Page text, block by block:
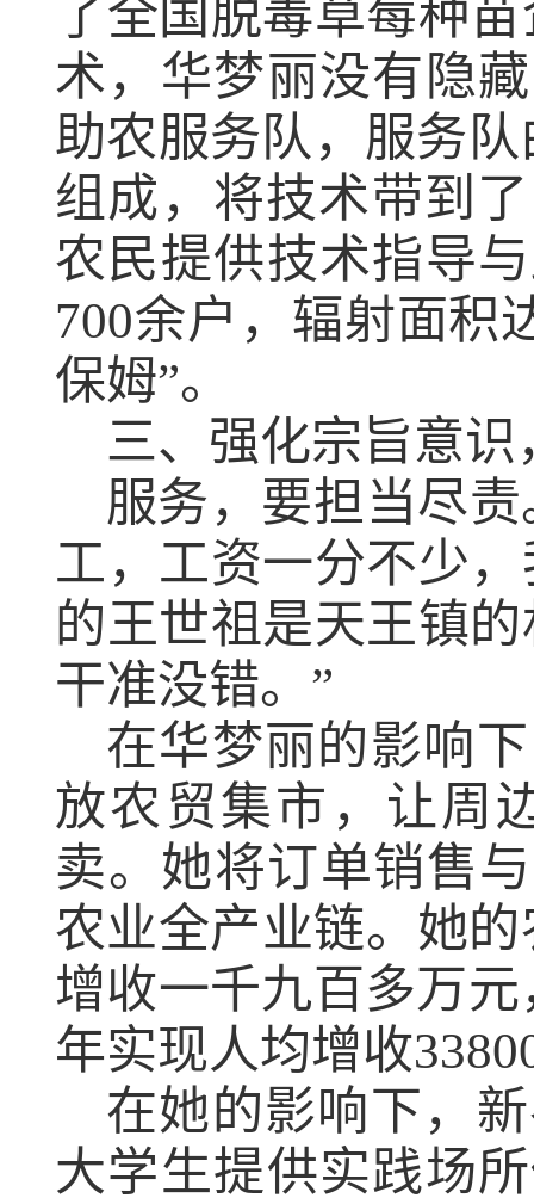
了全国脱毒草莓种
术，华梦丽没有隐
助农服务队，服务队
组成，将技术带到
农民提供技术指导
700余户，辐射面积
保姆”。
三、强化宗旨意识
服务， 要担当尽责
工，工资一分不少
的王世祖是天王镇
干准没错。”
在华梦丽的影响
放农贸集市，让周
卖。她将订单销售
农业全产业链。她
增收一千九百多万
年实现人均增收
在她的影响下，
大学生提供实践场